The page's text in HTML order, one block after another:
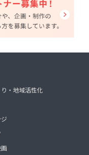
・地域活性化